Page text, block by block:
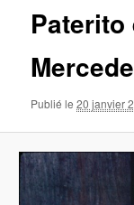
Paterito
Publié le20 janvier